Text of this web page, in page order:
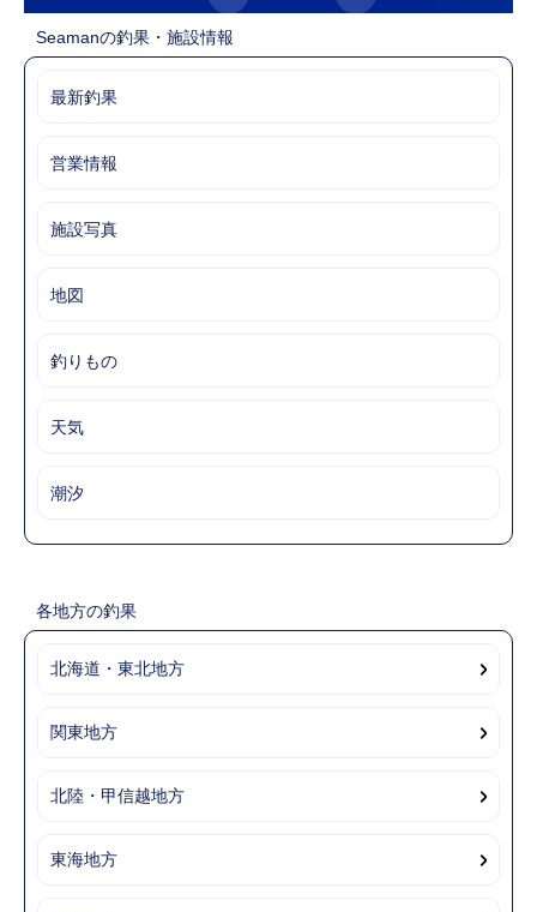
Seamanの釣果・施設情報
最新釣果
営業情報
施設写真
地図
釣りもの
天気
潮汐
各地方の釣果
北海道・東北地方
関東地方
北陸・甲信越地方
東海地方